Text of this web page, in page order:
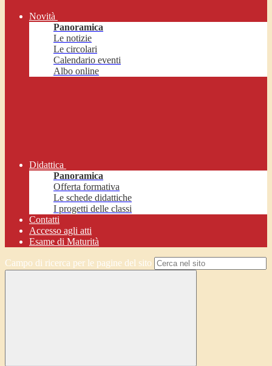
Novità
Panoramica
Le notizie
Le circolari
Calendario eventi
Albo online
Didattica
Panoramica
Offerta formativa
Le schede didattiche
I progetti delle classi
Contatti
Accesso agli atti
Esame di Maturità
Campo di ricerca per le pagine del sito